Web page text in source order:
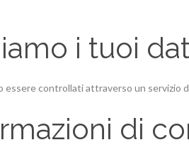
i tuoi
controllati attraverso un servizio
di